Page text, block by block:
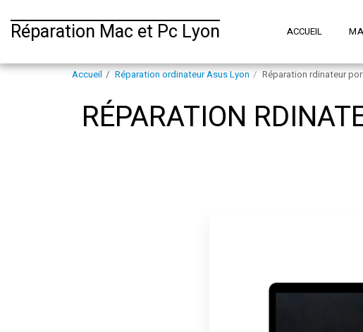
Réparation Mac et Pc Lyon ACCUEIL
Accueil Réparation ordinateur Asus Lyon Réparation rdinateur
RÉPARATION